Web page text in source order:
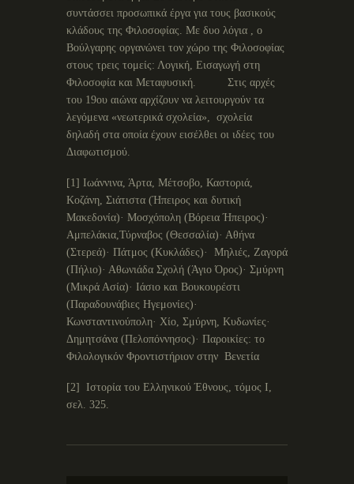
συντάσσει προσωπικά έργα για τους βασικούς
κλάδους της Φιλοσοφίας. Με δυο λόγια , ο
Βούλγαρης οργανώνει τον χώρο της Φιλοσοφίας
στους τρεις τομείς: Λογική, Εισαγωγή στη
Φιλοσοφία και Μεταφυσική. Στις αρχές
του 19ου αιώνα αρχίζουν να λειτουργούν τα
λεγόμενα «νεωτερικά σχολεία», σχολεία
δηλαδή στα οποία έχουν εισέλθει οι ιδέες του
Διαφωτισμού.
[1] Ιωάννινα, Άρτα, Μέτσοβο, Καστοριά,
Κοζάνη, Σιάτιστα (Ήπειρος και δυτική
Μακεδονία)· Μοσχόπολη (Βόρεια Ήπειρος)·
Αμπελάκια,Τύρναβος (Θεσσαλία)· Αθήνα
(Στερεά)· Πάτμος (Κυκλάδες)· Μηλιές, Ζαγορά
(Πήλιο)· Αθωνιάδα Σχολή (Άγιο Όρος)· Σμύρνη
(Μικρά Ασία)· Ιάσιο και Βουκουρέστι
(Παραδουνάβιες Ηγεμονίες)·
Κωνσταντινούπολη· Χίο, Σμύρνη, Κυδωνίες·
Δημητσάνα (Πελοπόννησος)· Παροικίες: το
Φιλολογικόν Φροντιστήριον στην Βενετία
[2] Ιστορία του Ελληνικού Έθνους, τόμος Ι,
σελ. 325.